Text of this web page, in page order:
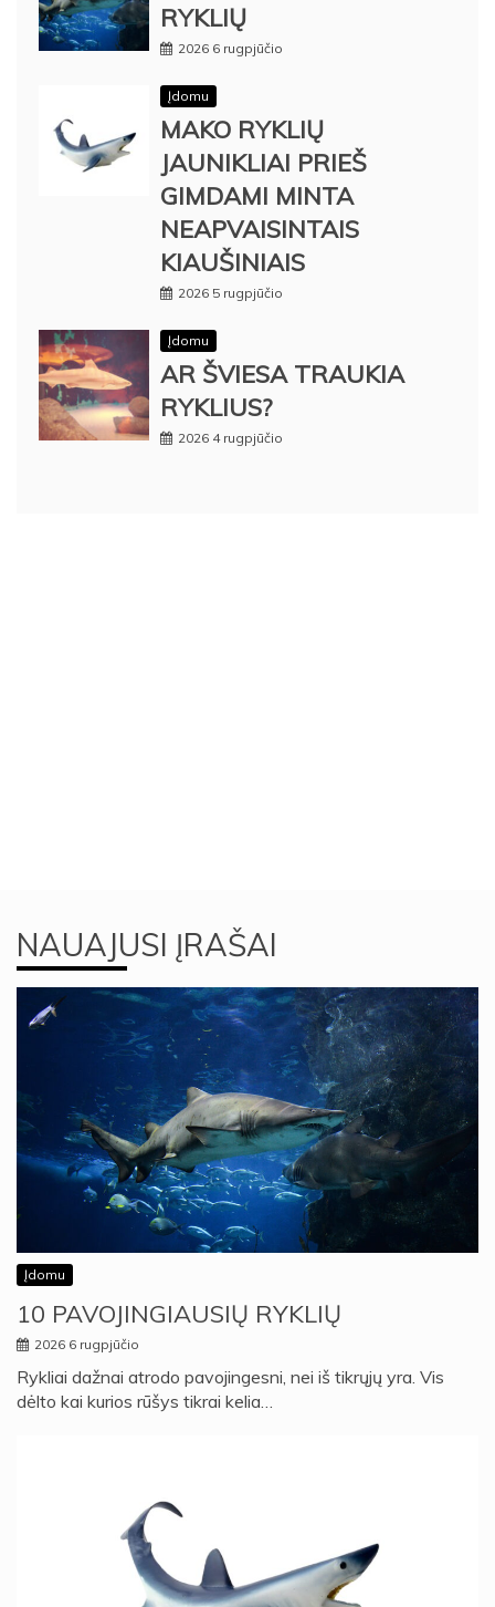
RYKLIŲ
2026 6 rugpjūčio
Įdomu
MAKO RYKLIŲ
JAUNIKLIAI PRIEŠ
GIMDAMI MINTA
NEAPVAISINTAIS
KIAUŠINIAIS
2026 5 rugpjūčio
Įdomu
AR ŠVIESA TRAUKIA
RYKLIUS?
2026 4 rugpjūčio
NAUAJUSI ĮRAŠAI
Įdomu
10 PAVOJINGIAUSIŲ RYKLIŲ
2026 6 rugpjūčio
Rykliai dažnai atrodo pavojingesni, nei iš tikrųjų yra. Vis
dėlto kai kurios rūšys tikrai kelia…